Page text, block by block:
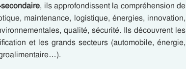
, ils approfondissent la compréhension de
maintenance, logistique, énergies, innovation,
qualité, sécurité. Ils découvrent les
et les grands secteurs (automobile, énergie,